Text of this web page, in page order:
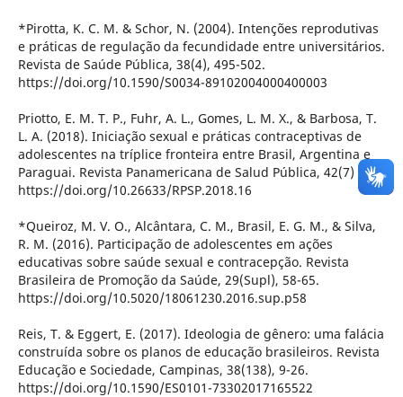
*Pirotta, K. C. M. & Schor, N. (2004). Intenções reprodutivas
e práticas de regulação da fecundidade entre universitários.
Revista de Saúde Pública, 38(4), 495-502.
https://doi.org/10.1590/S0034-89102004000400003
Priotto, E. M. T. P., Fuhr, A. L., Gomes, L. M. X., & Barbosa, T.
L. A. (2018). Iniciação sexual e práticas contraceptivas de
adolescentes na tríplice fronteira entre Brasil, Argentina e
Paraguai. Revista Panamericana de Salud Pública, 42(7) ,1-9.
https://doi.org/10.26633/RPSP.2018.16
*Queiroz, M. V. O., Alcântara, C. M., Brasil, E. G. M., & Silva,
R. M. (2016). Participação de adolescentes em ações
educativas sobre saúde sexual e contracepção. Revista
Brasileira de Promoção da Saúde, 29(Supl), 58-65.
https://doi.org/10.5020/18061230.2016.sup.p58
Reis, T. & Eggert, E. (2017). Ideologia de gênero: uma falácia
construída sobre os planos de educação brasileiros. Revista
Educação e Sociedade, Campinas, 38(138), 9-26.
https://doi.org/10.1590/ES0101-73302017165522